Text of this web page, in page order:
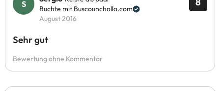
Buchte mit Buscounchollo.com
August 2016
Sehr gut
Bewertung ohne Kommentar